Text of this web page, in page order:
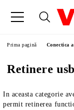
Prima pagină Conectica
Retinere
In aceasta categorie
permit retinerea